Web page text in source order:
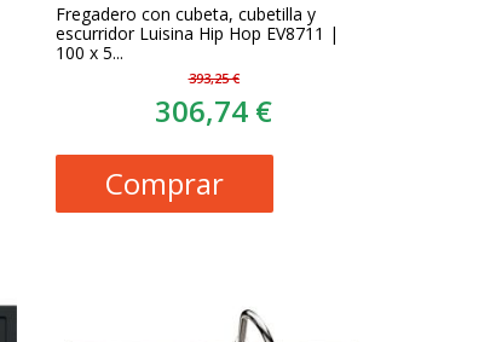
Fregadero con cubeta, cubetilla y
escurridor Luisina Hip Hop EV8711 |
100 x 5...
393,25 €
306,74 €
Comprar